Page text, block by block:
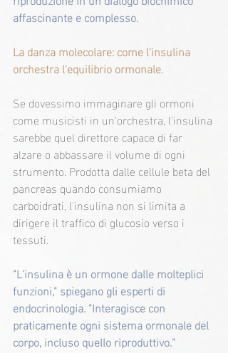
affascinante e complesso.
La danza molecolare: come l'insulina
orchestra l'equilibrio ormonale.
Se dovessimo immaginare gli ormoni
come musicisti in un'orchestra, l'insulina
sarebbe quel direttore capace di far
alzare o abbassare il volume di ogni
strumento. Prodotta dalle cellule beta del
pancreas quando consumiamo
carboidrati, l'insulina non si limita a
dirigere il traffico di glucosio verso i
tessuti.
"L'insulina è un ormone dalle molteplici
funzioni," spiegano gli esperti di
endocrinologia. "Interagisce con
praticamente ogni sistema ormonale del
corpo, incluso quello riproduttivo."